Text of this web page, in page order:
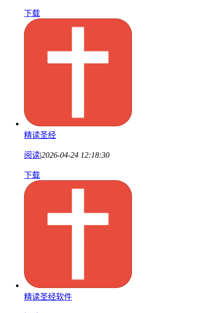
下载
精读圣经
阅读|2026-04-24 12:18:30
下载
精读圣经软件